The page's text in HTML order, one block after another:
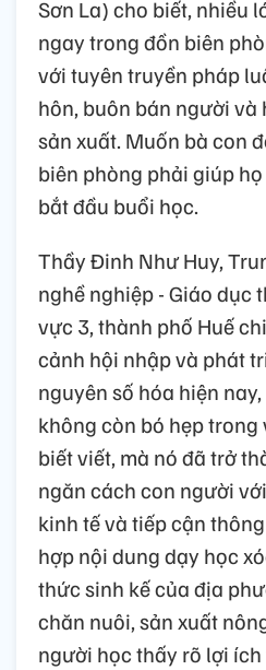
Sơn La) cho biết, nhiều
ngay trong đồn biên
với tuyên truyền pháp
hôn, buôn bán người
sản xuất. Muốn bà con
biên phòng phải giúp
bắt đầu buổi học.
Thầy Đinh Như Huy,
nghề nghiệp - Giáo dục
vực 3, thành phố Huế
cảnh hội nhập và phát
nguyên số hóa hiện
không còn bó hẹp
biết viết, mà nó đã trở
ngăn cách con người
kinh tế và tiếp cận
hợp nội dung dạy học
thức sinh kế của địa
chăn nuôi, sản xuất
người học thấy rõ lợi